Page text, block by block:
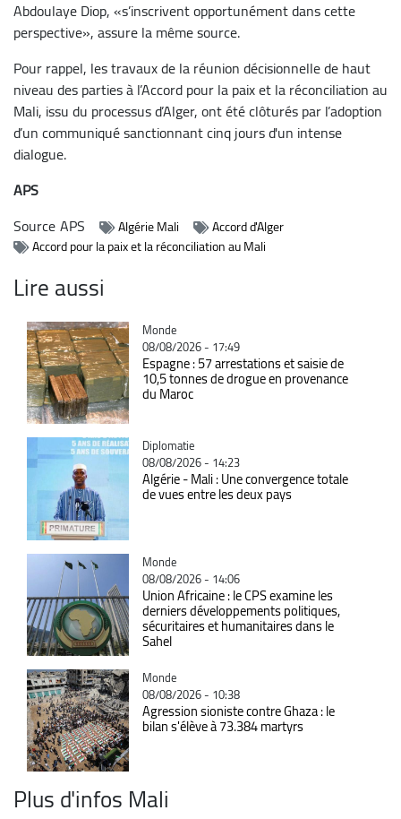
Abdoulaye Diop, «s’inscrivent opportunément dans cette
perspective», assure la même source.
Pour rappel, les travaux de la réunion décisionnelle de haut
niveau des parties à l’Accord pour la paix et la réconciliation au
Mali, issu du processus d’Alger, ont été clôturés par l’adoption
d’un communiqué sanctionnant cinq jours d'un intense
dialogue.
APS
SourceAPS Algérie Mali
Accord d'Alger
Accord pour la paix et la réconciliation au Mali
Lire aussi
Catégorie
Monde
08/08/2026 - 17:49
Espagne : 57 arrestations et saisie de
10,5 tonnes de drogue en provenance
du Maroc
Catégorie
Diplomatie
08/08/2026 - 14:23
Algérie - Mali : Une convergence totale
de vues entre les deux pays
Catégorie
Monde
08/08/2026 - 14:06
Union Africaine : le CPS examine les
derniers développements politiques,
sécuritaires et humanitaires dans le
Sahel
Catégorie
Monde
08/08/2026 - 10:38
Agression sioniste contre Ghaza : le
bilan s'élève à 73.384 martyrs
Plus d'infos Mali